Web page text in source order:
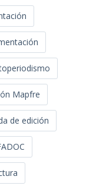
Mapfre
de edición